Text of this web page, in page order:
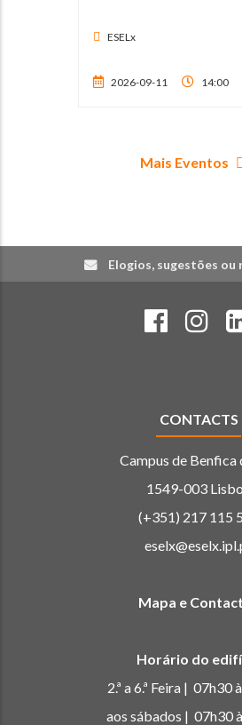
ESELx
2026-09-11 14:00
Mais Eventos
Elogios, sugestões ou
CONTACTS
Campus de Benfica
1549-003
(+351) 217 115
Mapa e
Horário do
2.ª a 6.ª Feira | 07h30
aos sábados | 07h30